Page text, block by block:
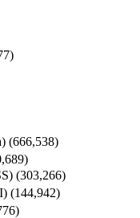
(666,538)
(303,266)
(144,942)